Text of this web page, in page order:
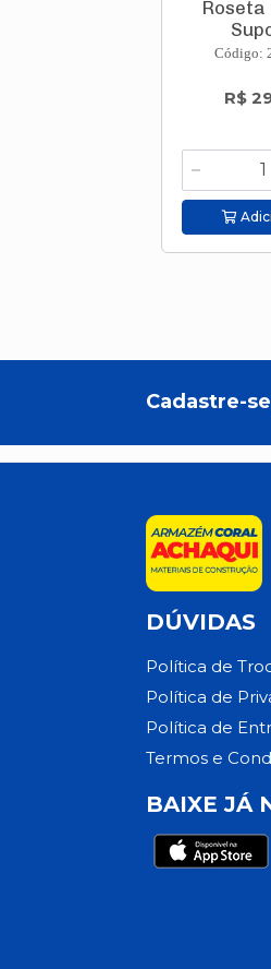
Roseta
Código:
R$
Cadastre-
DÚVIDAS
Política de
Política de
Política de
Termos e
BAIXE JÁ